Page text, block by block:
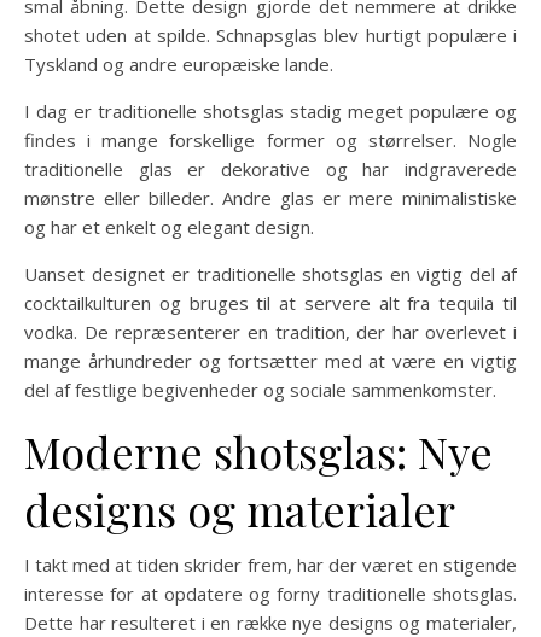
smal åbning. Dette design gjorde det nemmere at drikke
shotet uden at spilde. Schnapsglas blev hurtigt populære i
Tyskland og andre europæiske lande.
I dag er traditionelle shotsglas stadig meget populære og
findes i mange forskellige former og størrelser. Nogle
traditionelle glas er dekorative og har indgraverede
mønstre eller billeder. Andre glas er mere minimalistiske
og har et enkelt og elegant design.
Uanset designet er traditionelle shotsglas en vigtig del af
cocktailkulturen og bruges til at servere alt fra tequila til
vodka. De repræsenterer en tradition, der har overlevet i
mange århundreder og fortsætter med at være en vigtig
del af festlige begivenheder og sociale sammenkomster.
Moderne shotsglas: Nye
designs og materialer
I takt med at tiden skrider frem, har der været en stigende
interesse for at opdatere og forny traditionelle shotsglas.
Dette har resulteret i en række nye designs og materialer,